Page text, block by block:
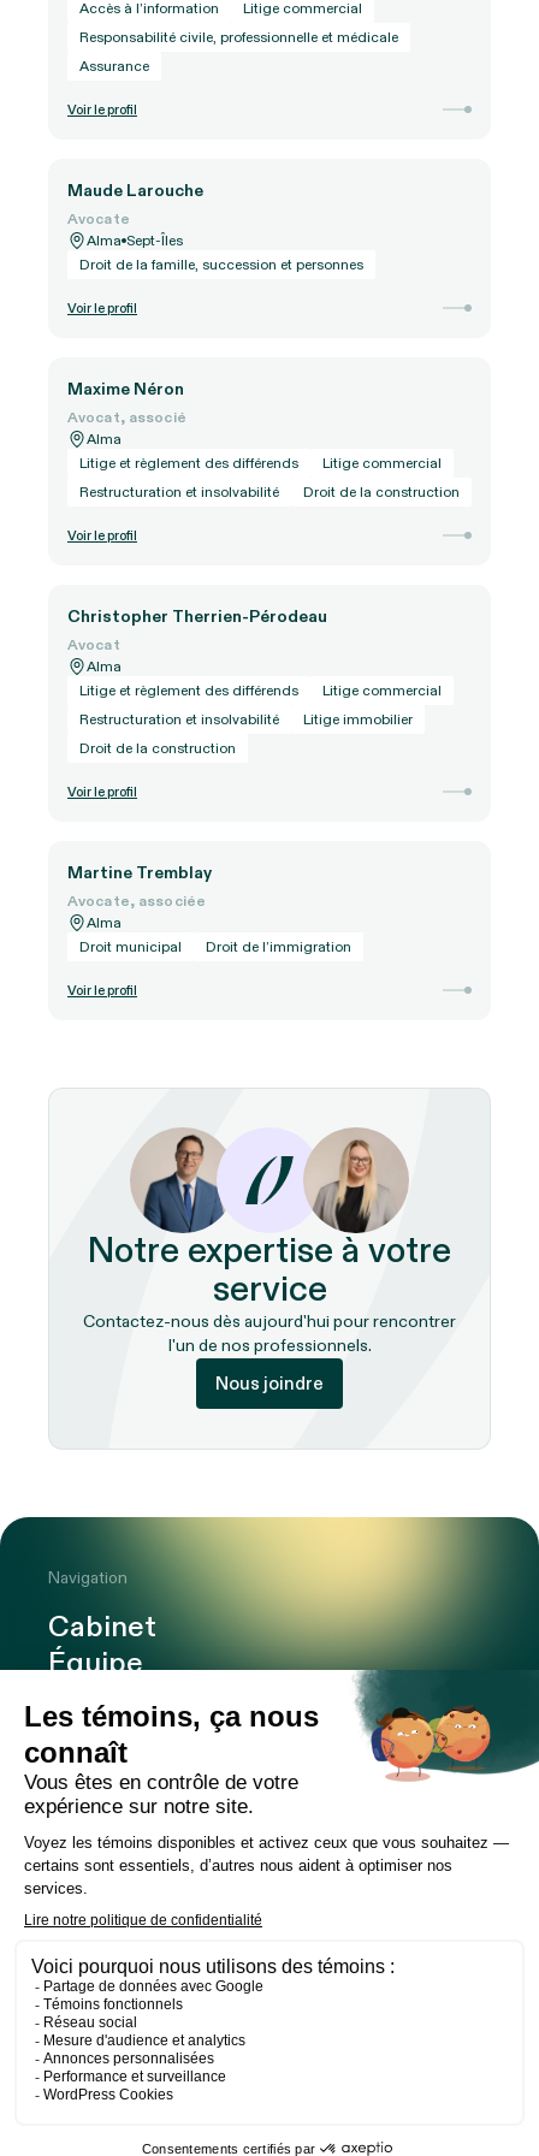
Droit de la famille, succession et personnes
Droit fiscal
Droit de l’immigration
Droit immobilier
Litige et règlement des différends
Propriété intellectuelle
Protection des renseignements personnels
Lac-Mégantic
Montréal
Québec
Rouyn-Noranda
Saguenay
Saint-Félicien
Sept-Îles
Sherbrooke
Accès à l’information
Litige commercial
Responsabilité civile, professionnelle et médicale
Assurance
Voir le profil
Maude Larouche
Avocate
Alma Sept-Îles
Droit de la famille, succession et personnes
Voir le profil
Maxime Néron
Avocat, associé
Alma
Litige et règlement des différends
Litige commercial
Restructuration et insolvabilité
Droit de la construction
Voir le profil
Christopher Therrien-Pérodeau
Avocat
Alma
Litige et règlement des différends
Litige commercial
Restructuration et insolvabilité
Litige immobilier
Droit de la construction
Voir le profil
Martine Tremblay
Avocate, associée
Alma
Droit municipal
Droit de l’immigration
Voir le profil
Notre expertise à votre
service
Contactez-nous dès aujourd'hui pour rencontrer
l'un de nos professionnels.
Nous joindre
Navigation
Cabinet
Équipe
Expertises
Bureaux
Carrière
Transactions
Nouvelles
Contact
LinkedIn Instagram
Conditions d’utilisation et de confidentialité